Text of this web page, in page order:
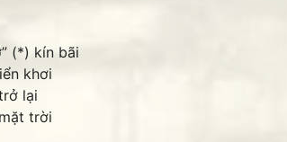
(*) kín bãi
khơi
lại
trời